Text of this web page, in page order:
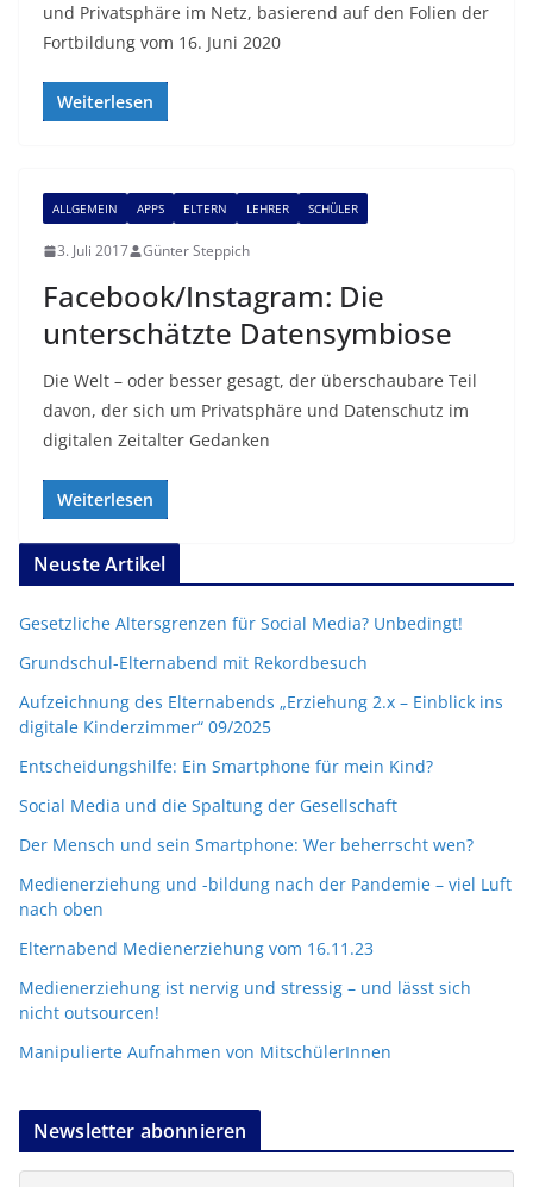
und Privatsphäre im Netz, basierend auf den Folien der
Fortbildung vom 16. Juni 2020
Weiterlesen
ALLGEMEIN APPS ELTERN LEHRER SCHÜLER
3. Juli 2017 Günter Steppich
Facebook/Instagram: Die
unterschätzte Datensymbiose
Die Welt – oder besser gesagt, der überschaubare Teil
davon, der sich um Privatsphäre und Datenschutz im
digitalen Zeitalter Gedanken
Weiterlesen
Neuste Artikel
Gesetzliche Altersgrenzen für Social Media? Unbedingt!
Grundschul-Elternabend mit Rekordbesuch
Aufzeichnung des Elternabends „Erziehung 2.x – Einblick ins
digitale Kinderzimmer“ 09/2025
Entscheidungshilfe: Ein Smartphone für mein Kind?
Social Media und die Spaltung der Gesellschaft
Der Mensch und sein Smartphone: Wer beherrscht wen?
Medienerziehung und -bildung nach der Pandemie – viel Luft
nach oben
Elternabend Medienerziehung vom 16.11.23
Medienerziehung ist nervig und stressig – und lässt sich
nicht outsourcen!
Manipulierte Aufnahmen von MitschülerInnen
Newsletter abonnieren